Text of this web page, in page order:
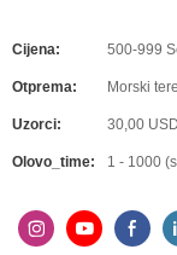
Cijena: 500-999
Otprema: Morski
Uzorci: 30,00
Olovo_time: 1 - 1000